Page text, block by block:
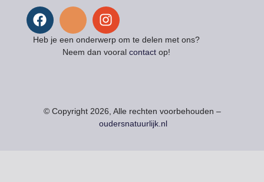
Heb je een onderwerp om te delen met ons?
Neem dan vooral contactop!
© Copyright 2026, Alle rechten voorbehouden –
oudersnatuurlijk.nl